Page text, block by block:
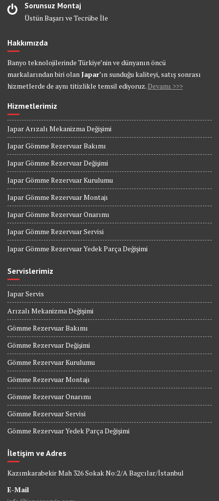
Sorunsuz Montaj
Üstün Başarı ve Tecrübe İle
Hakkımızda
Banyo teknolojilerinde Türkiye’nin ve dünyanın öncü
markalarından biri olan Japar’ın sunduğu kaliteyi, satış sonrası
hizmetlerde de aynı titizlikle temsil ediyoruz. Devamı >>>
Hizmetlerimiz
Japar Arızalı Mekanizma Değişimi
Japar Gömme Rezervuar Bakımı
Japar Gömme Rezervuar Değişimi
Japar Gömme Rezervuar Kurulumu
Japar Gömme Rezervuar Montajı
Japar Gömme Rezervuar Onarımı
Japar Gömme Rezervuar Servisi
Japar Gömme Rezervuar Yedek Parça Değişimi
Servislerimiz
Japar Servis
Arızalı Mekanizma Değişimi
Gömme Rezervuar Bakımı
Gömme Rezervuar Değişimi
Gömme Rezervuar Kurulumu
Gömme Rezervuar Montajı
Gömme Rezervuar Onarımı
Gömme Rezervuar Servisi
Gömme Rezervuar Yedek Parça Değişimi
İletişim ve Adres
Kazımkarabekir Mah 326 Sokak No:2/A Bagcılar/İstanbul
E-Mail